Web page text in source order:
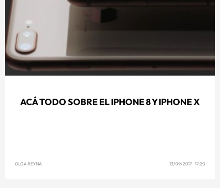
ACÁ TODO SOBRE EL IPHONE 8 Y IPHONE X
OLGA REYNA 13/09/2017 17:20